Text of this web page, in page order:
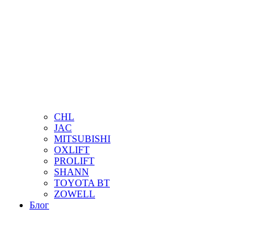
CHL
JAC
MITSUBISHI
OXLIFT
PROLIFT
SHANN
TOYOTA BT
ZOWELL
Блог